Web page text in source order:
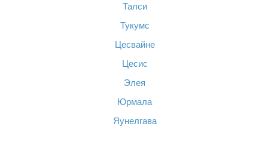
Талси
Тукумс
Цесвайне
Цесис
Элея
Юрмала
Яунелгава